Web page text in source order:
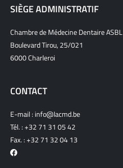
SIÈGE ADMINISTRATIF
Chambre de Médecine Dentaire ASBL
Boulevard Tirou, 25/021
6000 Charleroi
CONTACT
E-mail : info@lacmd.be
Tél. :+32 71 31 05 42
Fax. : +32 71 32 04 13